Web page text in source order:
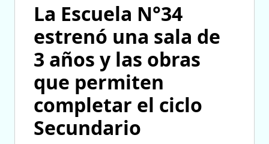
La Escuela N°34
estrenó una sala de
3 años y las obras
que permiten
completar el ciclo
Secundario